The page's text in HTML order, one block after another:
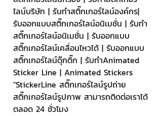
ไลน์บริษัท | รับทำสติ๊กเกอร์ไลน์องค์กร|
รับออกแบบสติ๊กเกอร์ไลน์อนิเมชั่น | รับทำ
สติ๊กเกอร์ไลน์อนิเมชั่น | รับออกแบบ
สติ๊กเกอร์ไลน์เคลื่อนไหวได้ | รับออกแบบ
สติ๊กเกอร์ไลน์ดุ๊กดิ๊ก | รับทำAnimated
Sticker Line | Animated Stickers
"StickerLine สติ๊กเกอร์ไลน์รูปถ่าย
สติ๊กเกอร์ไลน์รูปภาพ สามารถติดต่อเราได้
ตลอด 24 ชั่วโมง